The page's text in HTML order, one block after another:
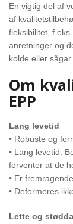
En vigtig del af
af
fleksibilitet,
anretninger og
kolde eller
Om
EPP
Lang levetid
• Robuste og
• Lang levetid.
forventer at de
• Er
• Deformeres
Lette og